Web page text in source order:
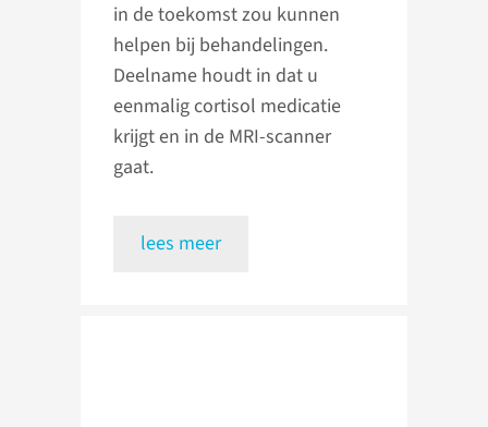
in de toekomst zou kunnen
helpen bij behandelingen.
Deelname houdt in dat u
eenmalig cortisol medicatie
krijgt en in de MRI-scanner
gaat.
lees meer